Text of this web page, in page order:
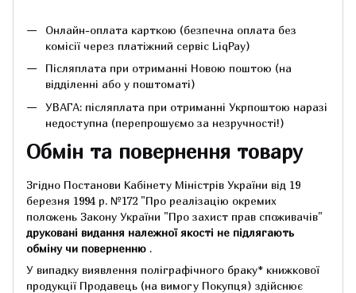
Онлайн-оплата карткою (безпечна оплата без
комісії через платіжний сервіс LiqPay)
Післяплата при отриманні Новою поштою (на
відділенні або у поштоматі)
УВАГА: післяплата при отриманні Укрпоштою наразі
недоступна (перепрошуємо за незручності!)
Обмін та повернення товару
Згідно Постанови Кабінету Міністрів України від 19
березня 1994 р. №172 "Про реалізацію окремих
положень Закону України "Про захист прав споживачів"
друковані видання належної якості не підлягають
обміну чи поверненню .
У випадку виявлення поліграфічного браку* книжкової
продукції Продавець (на вимогу Покупця) здійснює